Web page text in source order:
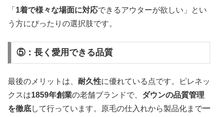
「 1着で様々な場面に対応できるアウターが欲しい」とい
う方にぴったりの選択肢です。
⑤：長く愛用できる品質
最後のメリットは、 耐久性に優れている点です。ピレネッ
クスは1859年創業の老舗ブランドで、 ダウンの品質管理
を徹底して行っています。原毛の仕入れから製品化まで一